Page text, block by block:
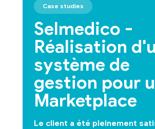
Case studies
Selmedico -
Réalisation
système de
gestion pour
Marketplace
Le client a été pleinement